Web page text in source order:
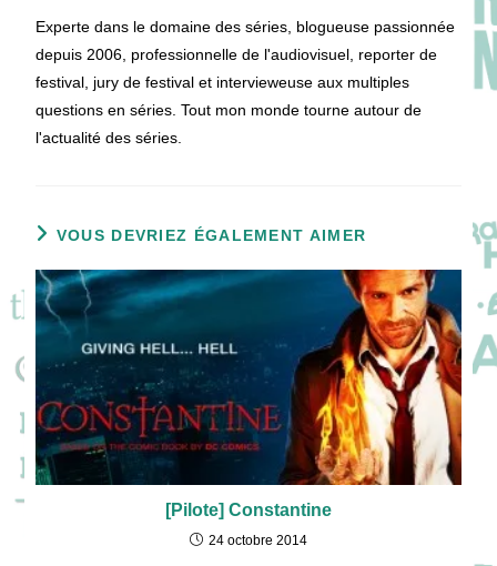
Experte dans le domaine des séries, blogueuse passionnée
depuis 2006, professionnelle de l'audiovisuel, reporter de
festival, jury de festival et intervieweuse aux multiples
questions en séries. Tout mon monde tourne autour de
l'actualité des séries.
VOUS DEVRIEZ ÉGALEMENT AIMER
[Pilote] Constantine
24 octobre 2014